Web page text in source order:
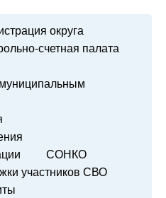
округа
счетная палата
СОНКО
участников СВО